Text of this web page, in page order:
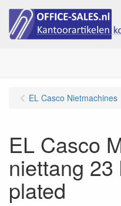
EL Casco Nietmachines
EL Casco
niettang 23
plated